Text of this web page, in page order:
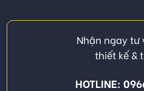
Nhận ngay tư
thiết kế &
HOTLINE: